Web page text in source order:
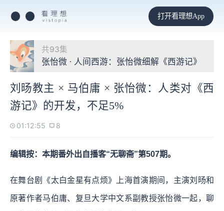
打开看理想App
共93集
张怡微 · 人间西游：张怡微细解《西游记》
刘旸教主 × 马伯庸 × 张怡微：人类对《西
游记》的开发，不足5%
01:12:55 8
编辑按：本期番外出自播客“无聊斋”第507期。
在舞台剧《太白金星有点烦》上海首演期间，主演刘旸和
原著作者马伯庸、复旦大学中文系副教授张怡微一起，聊